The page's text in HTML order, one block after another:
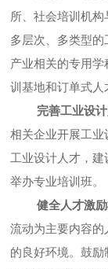
所、社会培训机
多层次、多类型
产业相关的专用
训基地和订单式人
完善工业设
相关企业开展工
工业设计人才，
举办专业培训班。
健全人才激
流动为主要内容
的良好环境。鼓